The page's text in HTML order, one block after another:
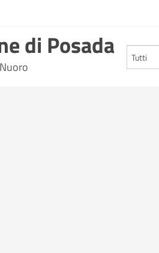
di Posada